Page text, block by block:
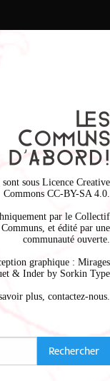
sous Licence Creative
Commons CC-BY-SA 4.0
par le Collectif
, et édité par une
communauté ouverte.
graphique : Mirages
t & Inder by Sorkin Type
plus, contactez-nous